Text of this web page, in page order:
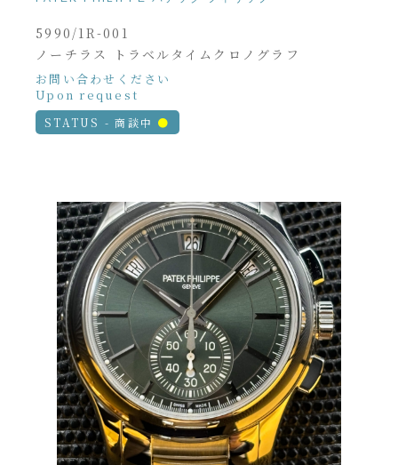
5990/1R-001
ノーチラス トラベルタイムクロノグラフ
お問い合わせください
Upon request
STATUS - 商談中 ●